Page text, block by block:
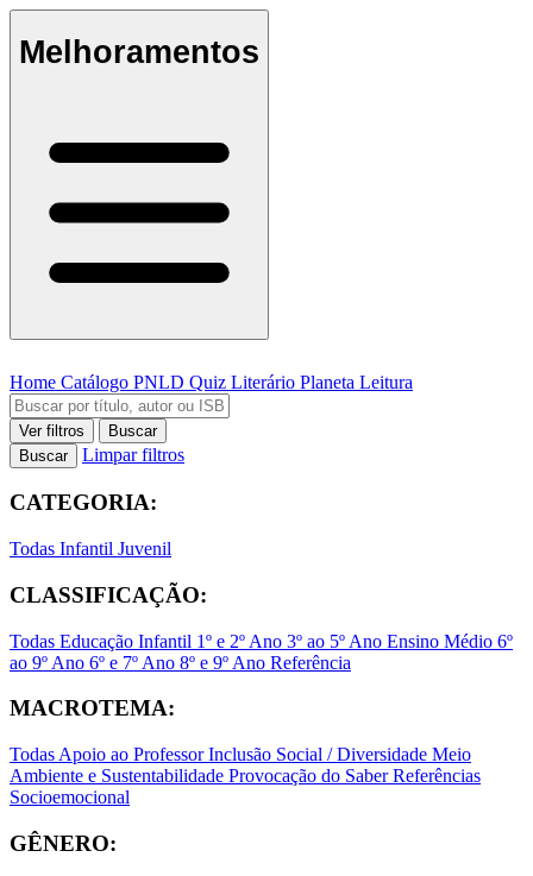
Melhoramentos
Home Catálogo PNLD Quiz Literário Planeta Leitura
Ver filtros
Buscar
Buscar
Limpar filtros
CATEGORIA:
Todas Infantil Juvenil
CLASSIFICAÇÃO:
Todas Educação Infantil 1º e 2º Ano 3º ao 5º Ano Ensino Médio 6º
ao 9º Ano 6º e 7º Ano 8º e 9º Ano Referência
MACROTEMA:
Todas Apoio ao ProfessorInclusão Social / Diversidade Meio
Ambiente e Sustentabilidade Provocação do SaberReferências
Socioemocional
GÊNERO: